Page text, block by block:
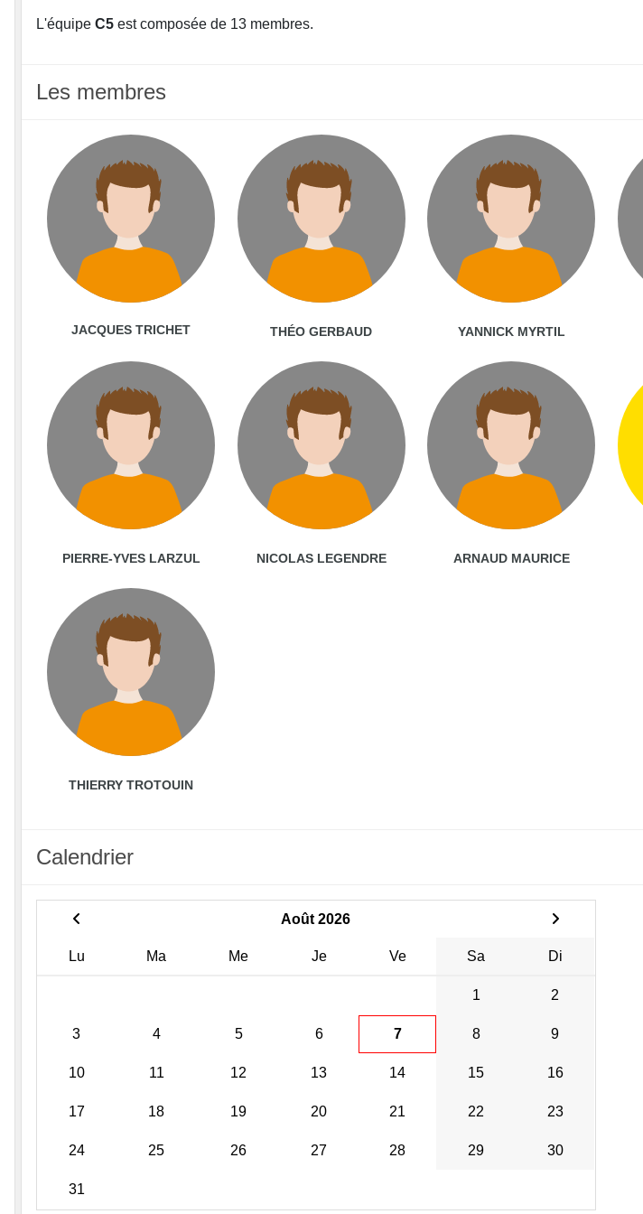
L'équipe C5 est composée de 13 membres.
Les membres
JACQUES TRICHET THÉO GERBAUD YANNICK MYRTIL
PIERRE-YVES LARZUL NICOLAS LEGENDRE ARNAUD MAURICE
THIERRY TROTOUIN
Calendrier
Août 2026
Lu Ma Me Je Ve Sa Di
1 2
3 4 5 6 7 8 9
10 11 12 13 14 15 16
17 18 19 20 21 22 23
24 25 26 27 28 29 30
31